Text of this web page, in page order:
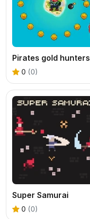
Pirates gold hunters
0 (0)
Super Samurai
0 (0)